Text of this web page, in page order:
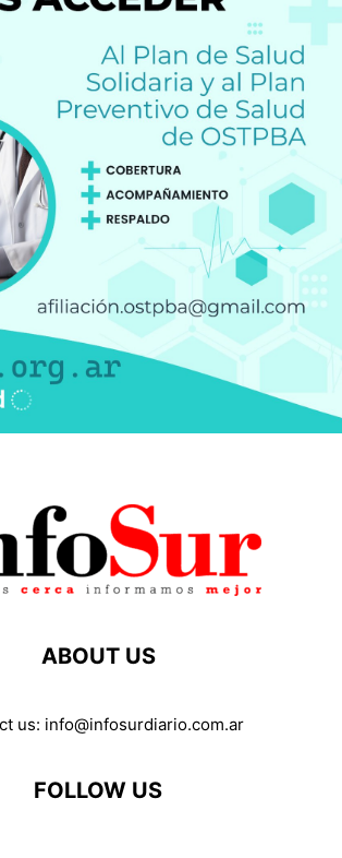
ABOUT US
us: info@infosurdiario.com.ar
FOLLOW US